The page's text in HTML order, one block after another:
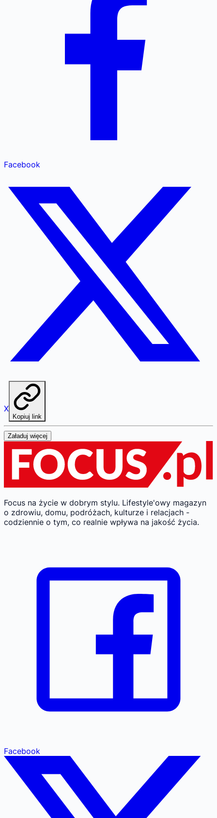
Facebook
X
Kopiuj link
Załaduj więcej
Focus na życie w dobrym stylu. Lifestyle'owy magazyn
o zdrowiu, domu, podróżach, kulturze i relacjach -
codziennie o tym, co realnie wpływa na jakość życia.
Facebook